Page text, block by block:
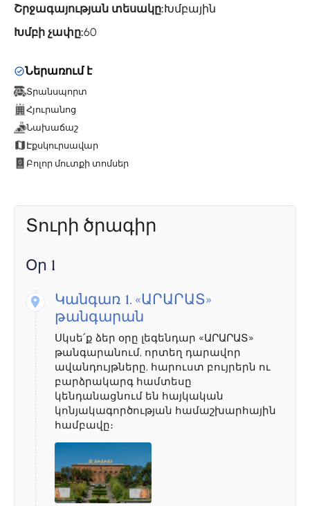
Շրջագայության տեսակը:Խմբային
Խմբի չափը:60
Ներառում է
Տրանսպորտ
Հյուրանոց
Նախաճաշ
Էքսկուրսավար
Բոլոր մուտքի տոմսեր
Տուրի ծրագիր
Օր 1
Կանգառ 1. «ԱՐԱՐԱՏ»
թանգարան
Սկսե՛ք ձեր օրը լեգենդար «ԱՐԱՐԱՏ»
թանգարանում, որտեղ դարավոր
ավանդույթները, հարուստ բույրերն ու
բարձրակարգ համտեսը
կենդանացնում են հայկական
կոնյակագործության համաշխարհային
համբավը։